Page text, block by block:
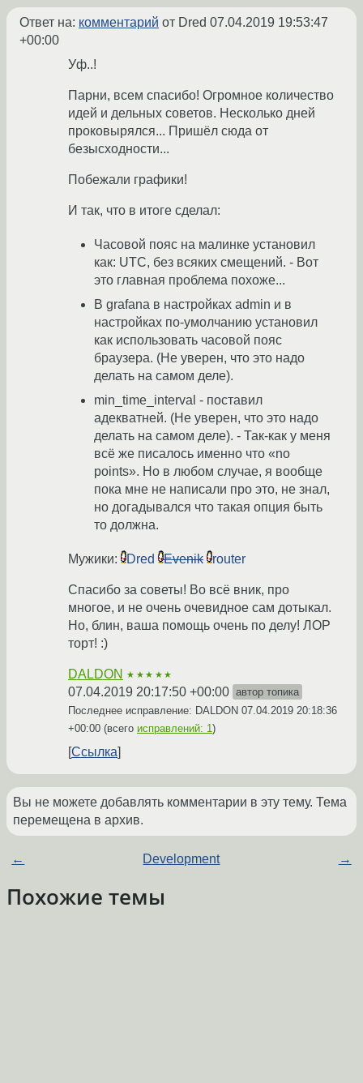
Ответ на: комментарий от Dred 07.04.2019 19:53:47
+00:00
Уф..!
Парни, всем спасибо! Огромное количество
идей и дельных советов. Несколько дней
проковырялся... Пришёл сюда от
безысходности...
Побежали графики!
И так, что в итоге сделал:
Часовой пояс на малинке установил
как: UTC, без всяких смещений. - Вот
это главная проблема похоже...
В grafana в настройках admin и в
настройках по-умолчанию установил
как использовать часовой пояс
браузера. (Не уверен, что это надо
делать на самом деле).
min_time_interval - поставил
адекватней. (Не уверен, что это надо
делать на самом деле). - Так-как у меня
всё же писалось именно что «no
points». Но в любом случае, я вообще
пока мне не написали про это, не знал,
но догадывался что такая опция быть
то должна.
Мужики: Dred Evenik router
Спасибо за советы! Во всё вник, про
многое, и не очень очевидное сам дотыкал.
Но, блин, ваша помощь очень по делу! ЛОР
торт! :)
DALDON ★★★★★
07.04.2019 20:17:50 +00:00 автор топика
Последнее исправление: DALDON 07.04.2019 20:18:36
+00:00 (всего исправлений: 1)
Ссылка
Вы не можете добавлять комментарии в эту тему. Тема
перемещена в архив.
← Development →
Похожие темы